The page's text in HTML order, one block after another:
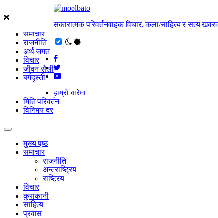
समाचार
राजनीति
अर्थ जगत
विचार
जीवन सैली
बर्गदृस्ती
सकारात्मक परिवर्तनवाहक विचार, कला/साहित्य र सत्य
हाम्राे बारेमा
मिति परिवर्तन
विनिमय दर
मुख्य पृष्ठ
समाचार
राजनीति
अन्तराष्ट्रिय
राष्ट्रिय
विचार
कुराकानी
साहित्य
प्रवास